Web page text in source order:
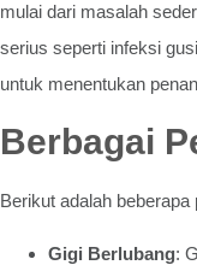
mulai dari masalah
serius seperti infeksi
untuk menentukan
Berbagai
Berikut adalah
Gigi Berlubang: